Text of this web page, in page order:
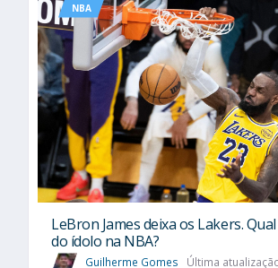
NBA
LeBron James deixa os Lakers.
do ídolo na NBA?
Guilherme Gomes Última